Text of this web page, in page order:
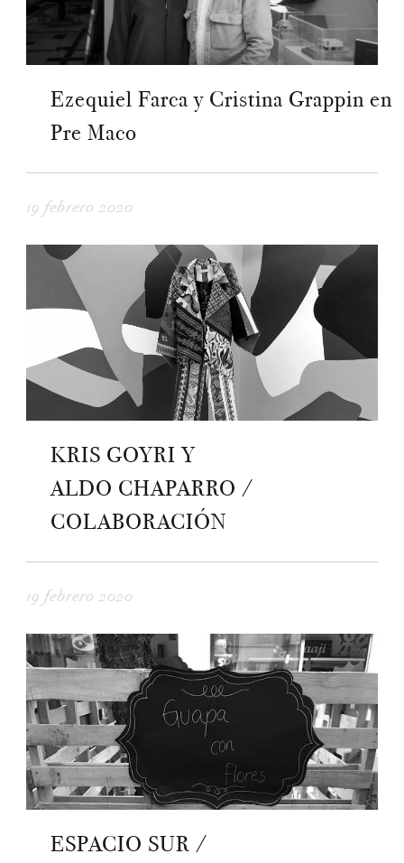
Ezequiel Farca y Cristina Grappin en
Pre Maco
19 febrero 2020
KRIS GOYRI Y
ALDO CHAPARRO /
COLABORACIÓN
19 febrero 2020
ESPACIO SUR /